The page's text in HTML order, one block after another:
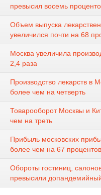
превысил восемь
Объем выпуска
увеличился почти на 68
Москва увеличила
2,4 раза
Производство лекарств в
более чем на четверть
Товарооборот Москвы и
чем на треть
Прибыль московских
более чем на 67 процентов
Обороты гостиниц,
превысили